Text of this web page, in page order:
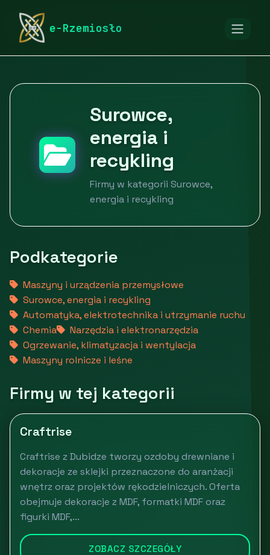
e-Rzemiosło
rymarstwo-poznan.pl
Surowce, energia i recykling
Surowce,
energia i
recykling
Firmy w kategorii Surowce,
energia i recykling
Podkategorie
Maszyny i urządzenia przemysłowe
Surowce, energia i recykling
Automatyka, elektrotechnika i utrzymanie ruchu
Chemia
Narzędzia i elektronarzędzia
Ogrzewanie, klimatyzacja i wentylacja
Maszyny rolnicze i leśne
Firmy w tej kategorii
Craftrise
Craftrise z Dubidze tworzy ozdoby drewniane i
dekoracje ze sklejki przeznaczone do aranżacji
wnętrz oraz projektów rękodzielniczych. Oferta
obejmuje dekoracje z MDF, formatki MDF oraz
figurki MDF,...
ZOBACZ SZCZEGÓŁY